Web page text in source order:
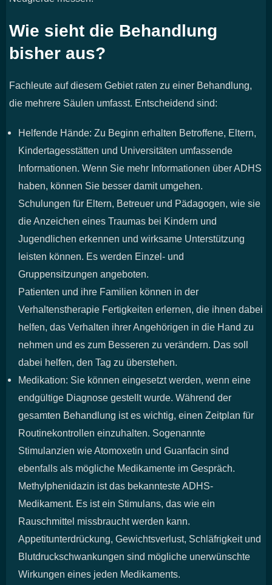
Wie sieht die Behandlung
bisher aus?
Fachleute auf diesem Gebiet raten zu einer Behandlung,
die mehrere Säulen umfasst. Entscheidend sind:
Helfende Hände: Zu Beginn erhalten Betroffene, Eltern,
Kindertagesstätten und Universitäten umfassende
Informationen. Wenn Sie mehr Informationen über ADHS
haben, können Sie besser damit umgehen.
Schulungen für Eltern, Betreuer und Pädagogen, wie sie
die Anzeichen eines Traumas bei Kindern und
Jugendlichen erkennen und wirksame Unterstützung
leisten können. Es werden Einzel- und
Gruppensitzungen angeboten.
Patienten und ihre Familien können in der
Verhaltenstherapie Fertigkeiten erlernen, die ihnen dabei
helfen, das Verhalten ihrer Angehörigen in die Hand zu
nehmen und es zum Besseren zu verändern. Das soll
dabei helfen, den Tag zu überstehen.
Medikation: Sie können eingesetzt werden, wenn eine
endgültige Diagnose gestellt wurde. Während der
gesamten Behandlung ist es wichtig, einen Zeitplan für
Routinekontrollen einzuhalten. Sogenannte
Stimulanzien wie Atomoxetin und Guanfacin sind
ebenfalls als mögliche Medikamente im Gespräch.
Methylphenidazin ist das bekannteste ADHS-
Medikament. Es ist ein Stimulans, das wie ein
Rauschmittel missbraucht werden kann.
Appetitunterdrückung, Gewichtsverlust, Schläfrigkeit und
Blutdruckschwankungen sind mögliche unerwünschte
Wirkungen eines jeden Medikaments.